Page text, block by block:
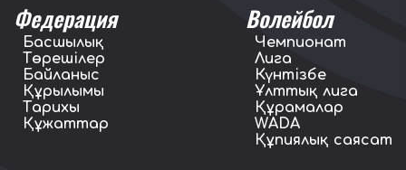
Федерация
Басшылық
Төрешілер
Байланыс
Құрылымы
Тарихы
Құжаттар
Волейбол
Чемпионат
Лига
Күнтізбе
Ұлттық лига
Құрамалар
WADA
Құпиялық саясат